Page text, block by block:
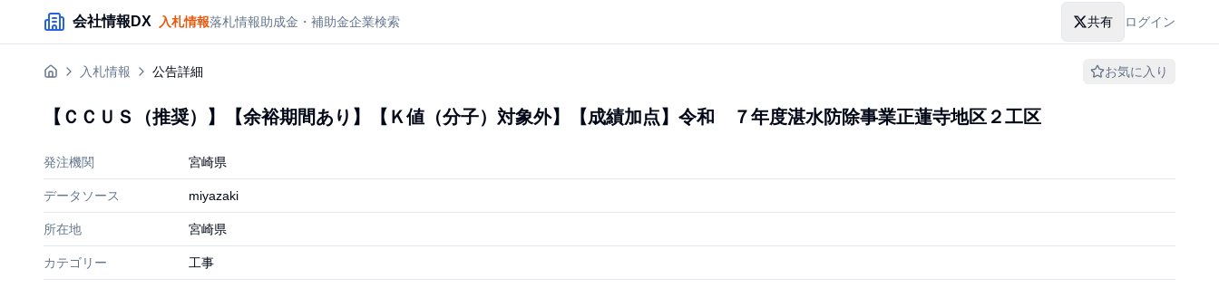
メインコンテンツにスキップ
会社情報DX 入札情報落札情報助成金・補助金企業検索 共有 ログイン
入札情報 公告詳細 お気に入り
【ＣＣＵＳ（推奨）】【余裕期間あり】【Ｋ値（分子）対象外】【成績加点】令和 ７年度湛水防除事業正蓮寺地区２工区
発注機関 宮崎県
データソース miyazaki
所在地 宮崎県
カテゴリー 工事